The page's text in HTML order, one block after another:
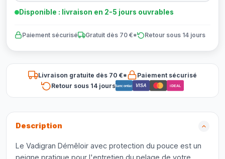
Disponible : livraison en 2-5 jours ouvrables
Paiement sécurisé Gratuit dès 70 €* Retour sous 14 jours
Livraison gratuite dès 70 €*
Paiement sécurisé
Retour sous 14 joursBancontact VISA iDEAL
Description
Le Vadigran Démêloir avec protection du pouce est un
peigne pratique pour l'entretien du pelage de votre